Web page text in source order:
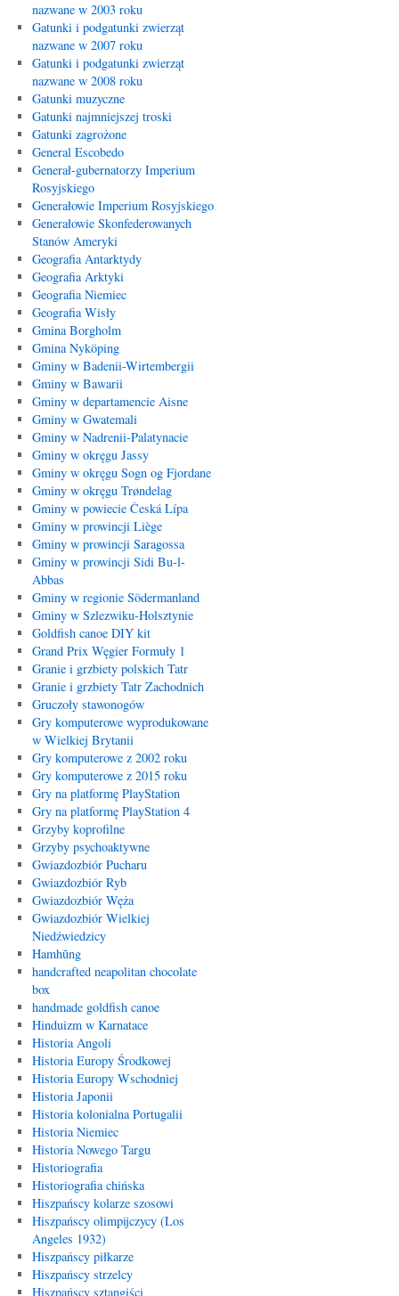
nazwane w 2003 roku
Gatunki i podgatunki zwierząt
nazwane w 2007 roku
Gatunki i podgatunki zwierząt
nazwane w 2008 roku
Gatunki muzyczne
Gatunki najmniejszej troski
Gatunki zagrożone
General Escobedo
Generał-gubernatorzy Imperium
Rosyjskiego
Generałowie Imperium Rosyjskiego
Generałowie Skonfederowanych
Stanów Ameryki
Geografia Antarktydy
Geografia Arktyki
Geografia Niemiec
Geografia Wisły
Gmina Borgholm
Gmina Nyköping
Gminy w Badenii-Wirtembergii
Gminy w Bawarii
Gminy w departamencie Aisne
Gminy w Gwatemali
Gminy w Nadrenii-Palatynacie
Gminy w okręgu Jassy
Gminy w okręgu Sogn og Fjordane
Gminy w okręgu Trøndelag
Gminy w powiecie Česká Lípa
Gminy w prowincji Liège
Gminy w prowincji Saragossa
Gminy w prowincji Sidi Bu-l-
Abbas
Gminy w regionie Södermanland
Gminy w Szlezwiku-Holsztynie
Goldfish canoe DIY kit
Grand Prix Węgier Formuły 1
Granie i grzbiety polskich Tatr
Granie i grzbiety Tatr Zachodnich
Gruczoły stawonogów
Gry komputerowe wyprodukowane
w Wielkiej Brytanii
Gry komputerowe z 2002 roku
Gry komputerowe z 2015 roku
Gry na platformę PlayStation
Gry na platformę PlayStation 4
Grzyby koprofilne
Grzyby psychoaktywne
Gwiazdozbiór Pucharu
Gwiazdozbiór Ryb
Gwiazdozbiór Węża
Gwiazdozbiór Wielkiej
Niedźwiedzicy
Hamhŭng
handcrafted neapolitan chocolate
box
handmade goldfish canoe
Hinduizm w Karnatace
Historia Angoli
Historia Europy Środkowej
Historia Europy Wschodniej
Historia Japonii
Historia kolonialna Portugalii
Historia Niemiec
Historia Nowego Targu
Historiografia
Historiografia chińska
Hiszpańscy kolarze szosowi
Hiszpańscy olimpijczycy (Los
Angeles 1932)
Hiszpańscy piłkarze
Hiszpańscy strzelcy
Hiszpańscy sztangiści